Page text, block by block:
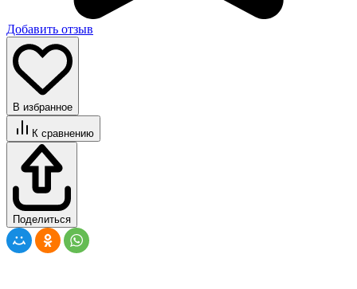
Добавить отзыв
В избранное
К сравнению
Поделиться